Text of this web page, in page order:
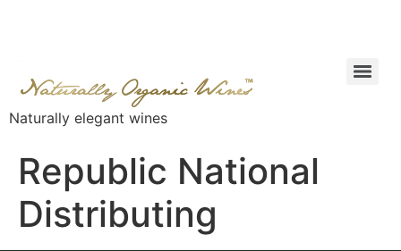
Naturally elegant wines
Republic National
Distributing